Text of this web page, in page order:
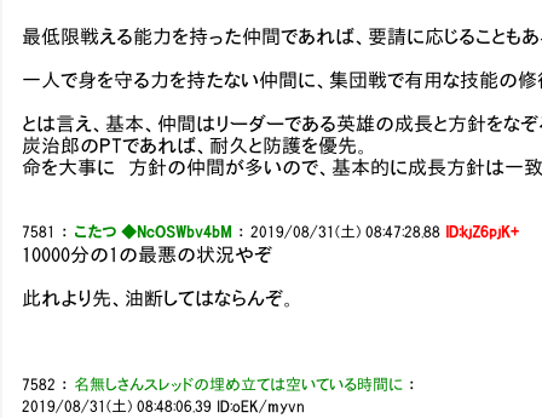
最低限戦える能力を持った仲間であれば、要請に応じることもあ
一人で身を守る力を持たない仲間に、集団戦で有用な技能の修
とは言え、基本、仲間はリーダーである英雄の成長と方針をなぞ
炭治郎のPTであれば、耐久と防護を優先。
命を大事に 方針の仲間が多いので、基本的に成長方針は一致
7581 ： こたつ ◆NcOSWbv4bM ：2019/08/31(土) 08:47:28.88 ID:kjZ6pjK+
10000分の1の最悪の状況やぞ
此れより先、油断してはならんぞ。
7582 ： 名無しさんスレッドの埋め立ては空いている時間に ：
2019/08/31(土) 08:48:06.39 ID:oEK/myvn